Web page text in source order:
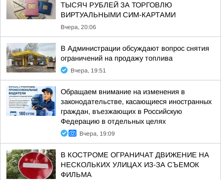
ТЫСЯЧ РУБЛЕЙ ЗА ТОРГОВЛЮ
ВИРТУАЛЬНЫМИ СИМ-КАРТАМИ
Вчера, 20:06
В Администрации обсуждают вопрос снятия
ограничений на продажу топлива
Вчера, 19:51
Обращаем внимание на изменения в
законодательстве, касающиеся иностранных
граждан, въезжающих в Российскую
Федерацию в отдельных целях
Вчера, 19:09
В КОСТРОМЕ ОГРАНИЧАТ ДВИЖЕНИЕ НА
НЕСКОЛЬКИХ УЛИЦАХ ИЗ-ЗА СЪЕМОК
ФИЛЬМА